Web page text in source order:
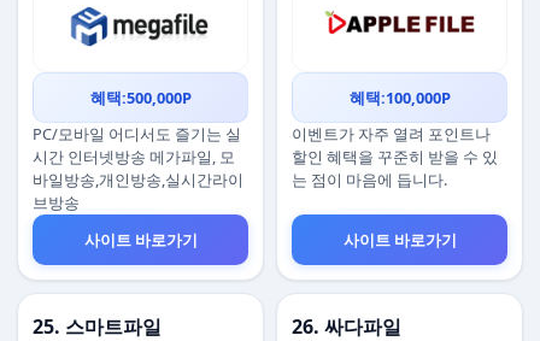
혜택:500,000P
PC/모바일 어디서도 즐기는 실
시간 인터넷방송 메가파일, 모
바일방송,개인방송,실시간라이
브방송
사이트 바로가기
혜택:100,000P
이벤트가 자주 열려 포인트나
할인 혜택을 꾸준히 받을 수 있
는 점이 마음에 듭니다.
사이트 바로가기
25. 스마트파일 26. 싸다파일